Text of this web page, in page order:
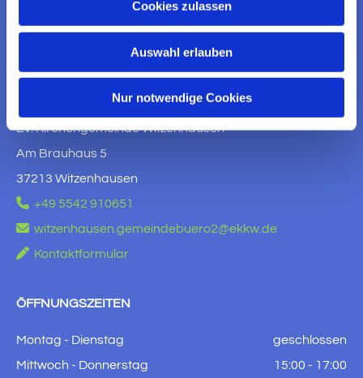
Cookies zulassen
Auswahl erlauben
Nur notwendige Cookies
EV. KIRCHENGEMEINDE
WITZENHAUSEN
KONTAKT AUFNEHMEN
Ev. Kirchengemeinde Witzenhausen
Am Brauhaus 5
37213 Witzenhausen
 +49 5542 910651
 witzenhausen.gemeindebuero2@ekkw.de
 Kontaktformular
ÖFFNUNGSZEITEN
Montag - Dienstag
geschlossen
Mittwoch - Donnerstag
15:00 - 17:00